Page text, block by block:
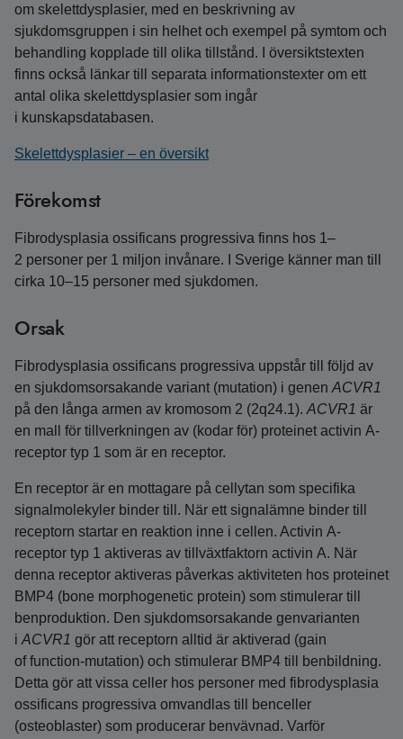
om skelettdysplasier, med en beskrivning av
sjukdomsgruppen i sin helhet och exempel på symtom och
behandling kopplade till olika tillstånd. I översiktstexten
finns också länkar till separata informationstexter om ett
antal olika skelettdysplasier som ingår
i kunskapsdatabasen.
Skelettdysplasier – en översikt
Förekomst
Fibrodysplasia ossificans progressiva finns hos 1–
2 personer per 1 miljon invånare. I Sverige känner man till
cirka 10–15 personer med sjukdomen.
Orsak
Fibrodysplasia ossificans progressiva uppstår till följd av
en sjukdomsorsakande variant (mutation) i genen ACVR1
på den långa armen av kromosom 2 (2q24.1). ACVR1 är
en mall för tillverkningen av (kodar för) proteinet activin A-
receptor typ 1 som är en receptor.
En receptor är en mottagare på cellytan som specifika
signalmolekyler binder till. När ett signalämne binder till
receptorn startar en reaktion inne i cellen. Activin A-
receptor typ 1 aktiveras av tillväxtfaktorn activin A. När
denna receptor aktiveras påverkas aktiviteten hos proteinet
BMP4 (bone morphogenetic protein) som stimulerar till
benproduktion. Den sjukdomsorsakande genvarianten
i ACVR1 gör att receptorn alltid är aktiverad (gain
of function-mutation) och stimulerar BMP4 till benbildning.
Detta gör att vissa celler hos personer med fibrodysplasia
ossificans progressiva omvandlas till benceller
(osteoblaster) som producerar benvävnad. Varför